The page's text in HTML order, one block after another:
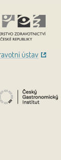
ústav